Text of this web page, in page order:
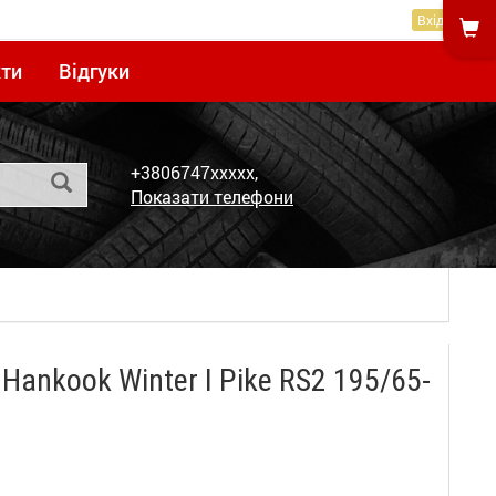
Вхід
Відгуки
+3806747xxxxx,
Показати телефони
Winter I Pike RS2 195/65-